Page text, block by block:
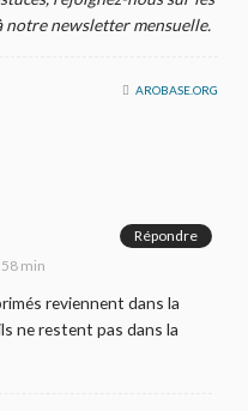
notre newsletter mensuelle.
AROBASE.ORG
min
reviennent dans la
ne restent pas dans la
Répondre